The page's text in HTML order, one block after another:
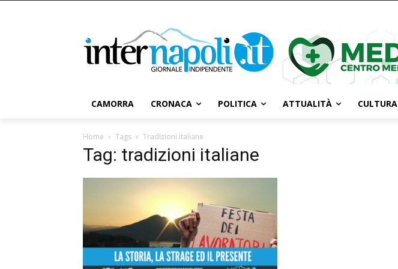
CAMORRA CRONACA POLITICA ATTUALITÀ CULTURA
Home Tags Tradizioni italiane
Tag: tradizioni italiane